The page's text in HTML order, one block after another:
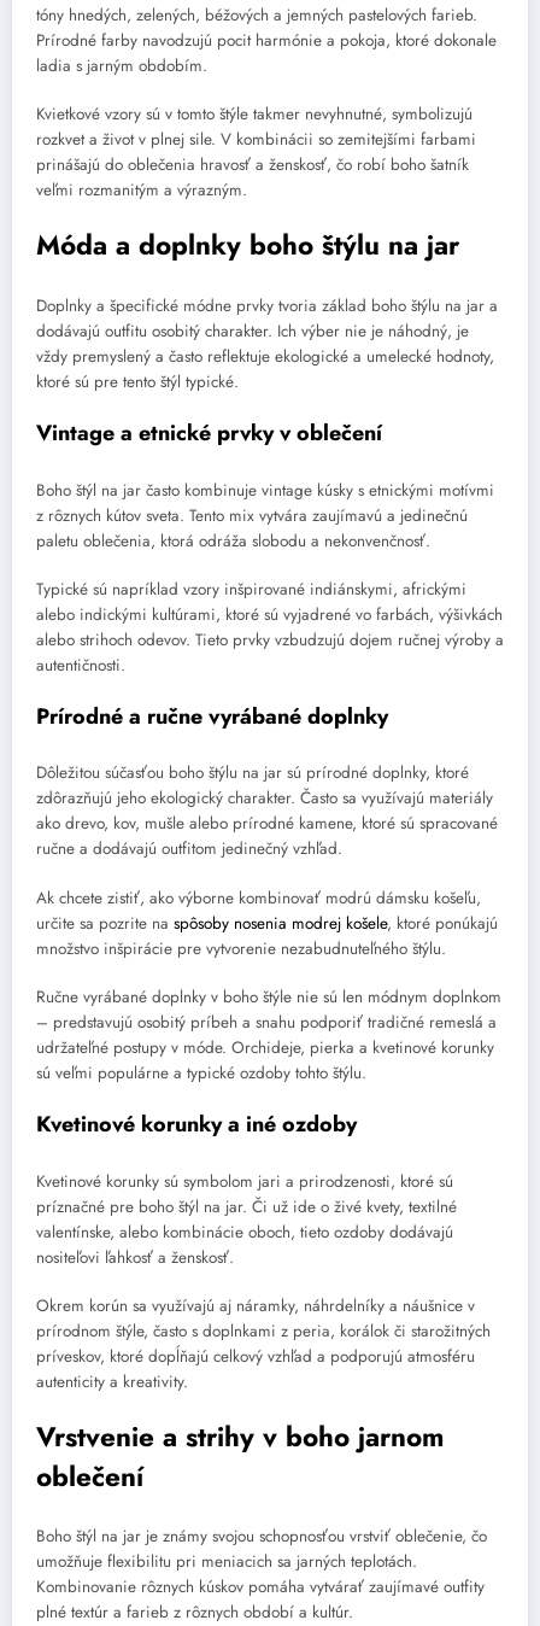
tóny hnedých, zelených, béžových a jemných pastelových farieb.
Prírodné farby navodzujú pocit harmónie a pokoja, ktoré dokonale
ladia s jarným obdobím.
Kvietkové vzory sú v tomto štýle takmer nevyhnutné, symbolizujú
rozkvet a život v plnej sile. V kombinácii so zemitejšími farbami
prinášajú do oblečenia hravosť a ženskosť, čo robí boho šatník
veľmi rozmanitým a výrazným.
Móda a doplnky boho štýlu na jar
Doplnky a špecifické módne prvky tvoria základ boho štýlu na jar a
dodávajú outfitu osobitý charakter. Ich výber nie je náhodný, je
vždy premyslený a často reflektuje ekologické a umelecké hodnoty,
ktoré sú pre tento štýl typické.
Vintage a etnické prvky v oblečení
Boho štýl na jar často kombinuje vintage kúsky s etnickými motívmi
z rôznych kútov sveta. Tento mix vytvára zaujímavú a jedinečnú
paletu oblečenia, ktorá odráža slobodu a nekonvenčnosť.
Typické sú napríklad vzory inšpirované indiánskymi, africkými
alebo indickými kultúrami, ktoré sú vyjadrené vo farbách, výšivkách
alebo strihoch odevov. Tieto prvky vzbudzujú dojem ručnej výroby a
autentičnosti.
Prírodné a ručne vyrábané doplnky
Dôležitou súčasťou boho štýlu na jar sú prírodné doplnky, ktoré
zdôrazňujú jeho ekologický charakter. Často sa využívajú materiály
ako drevo, kov, mušle alebo prírodné kamene, ktoré sú spracované
ručne a dodávajú outfitom jedinečný vzhľad.
Ak chcete zistiť, ako výborne kombinovať modrú dámsku košeľu,
určite sa pozrite na spôsoby nosenia modrej košele, ktoré ponúkajú
množstvo inšpirácie pre vytvorenie nezabudnuteľného štýlu.
Ručne vyrábané doplnky v boho štýle nie sú len módnym doplnkom
– predstavujú osobitý príbeh a snahu podporiť tradičné remeslá a
udržateľné postupy v móde. Orchideje, pierka a kvetinové korunky
sú veľmi populárne a typické ozdoby tohto štýlu.
Kvetinové korunky a iné ozdoby
Kvetinové korunky sú symbolom jari a prirodzenosti, ktoré sú
príznačné pre boho štýl na jar. Či už ide o živé kvety, textilné
valentínske, alebo kombinácie oboch, tieto ozdoby dodávajú
nositeľovi ľahkosť a ženskosť.
Okrem korún sa využívajú aj náramky, náhrdelníky a náušnice v
prírodnom štýle, často s doplnkami z peria, korálok či starožitných
príveskov, ktoré dopĺňajú celkový vzhľad a podporujú atmosféru
autenticity a kreativity.
Vrstvenie a strihy v boho jarnom
oblečení
Boho štýl na jar je známy svojou schopnosťou vrstviť oblečenie, čo
umožňuje flexibilitu pri meniacich sa jarných teplotách.
Kombinovanie rôznych kúskov pomáha vytvárať zaujímavé outfity
plné textúr a farieb z rôznych období a kultúr.